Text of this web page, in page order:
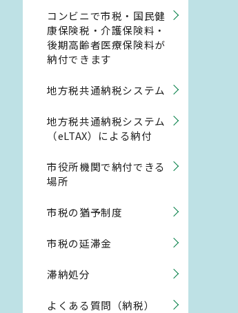
コンビニで市税・国民健
康保険税・介護保険料・
後期高齢者医療保険料が
納付できます
地方税共通納税システム
地方税共通納税システム
（eLTAX）による納付
市役所機関で納付できる
場所
市税の猶予制度
市税の延滞金
滞納処分
よくある質問（納税）